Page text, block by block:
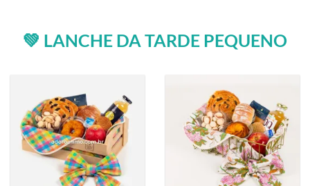
💚 LANCHE DA TARDE PEQUENO